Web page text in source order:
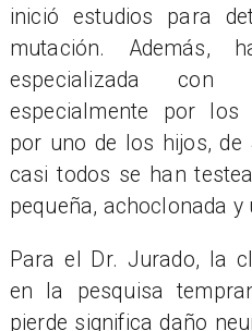
inició estudios para
mutación. Además,
especializada con
especialmente por los
por uno de los hijos, de
casi todos se han
pequeña, achoclonada y
Para el Dr. Jurado, la
en la pesquisa
pierde significa daño